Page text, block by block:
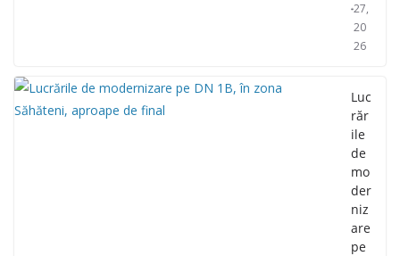
27,
20
26
Luc
răr
ile
de
mo
der
niz
are
pe